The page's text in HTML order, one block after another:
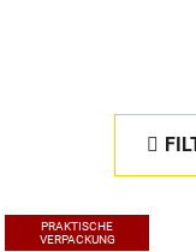
PRAKTISCHE
VERPACKUNG